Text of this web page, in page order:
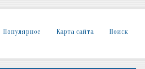
Популярное Карта сайта Поиск